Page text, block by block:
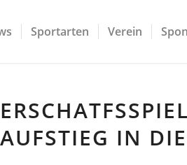
Sportarten Verein
AUFSTIEG IN